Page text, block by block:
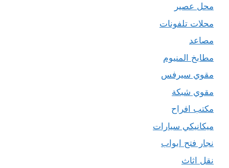
محل عصير
محلات تلفونات
مصاعد
مطابخ المنيوم
مقوي سيرفس
مقوي شبكة
مكتب افراح
ميكانيكي سيارات
نجار فتح ابواب
نقل اثاث